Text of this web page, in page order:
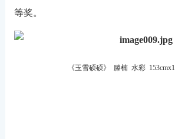
等奖。
《玉雪硕硕》 滕楠 水彩